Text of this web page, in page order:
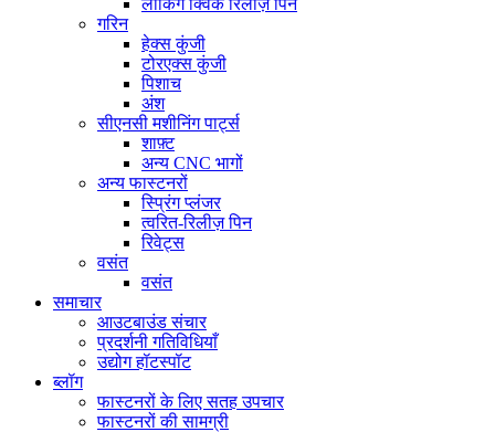
लॉकिंग क्विक रिलीज़ पिन
गरिन
हेक्स कुंजी
टोरएक्स कुंजी
पिशाच
अंश
सीएनसी मशीनिंग पार्ट्स
शाफ़्ट
अन्य CNC भागों
अन्य फास्टनरों
स्प्रिंग प्लंजर
त्वरित-रिलीज़ पिन
रिवेट्स
वसंत
वसंत
समाचार
आउटबाउंड संचार
प्रदर्शनी गतिविधियाँ
उद्योग हॉटस्पॉट
ब्लॉग
फास्टनरों के लिए सतह उपचार
फास्टनरों की सामग्री